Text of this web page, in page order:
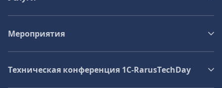
Мероприятия
Техническая конференция 1C‑RarusTechDay